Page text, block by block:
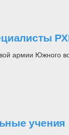
армии Южного
учения